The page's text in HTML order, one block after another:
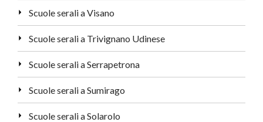
Scuole serali a Visano
Scuole serali a Trivignano Udinese
Scuole serali a Serrapetrona
Scuole serali a Sumirago
Scuole serali a Solarolo